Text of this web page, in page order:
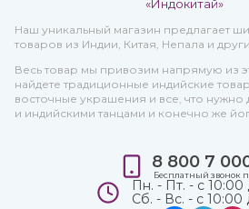
Наш уникальный магазин предлагает
товаров из Индии, Китая, Непала и
Весь товар мы привозим напрямую из
найдете традиционные индийские
восточные украшения и все, что нужно
и индийскими танцами и конечно же
8 800 7
Бесплатный звонок
Пн. - Пт. - с 10:00
Сб. - Вс. - с 10:00